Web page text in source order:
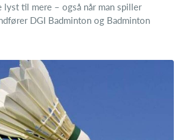
til mere – også når man spiller
DGI Badminton og Badminton